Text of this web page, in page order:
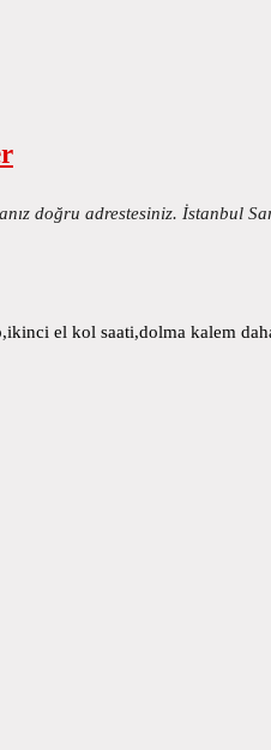
doğru adrestesiniz. İstanbul
el kol saati,dolma kalem